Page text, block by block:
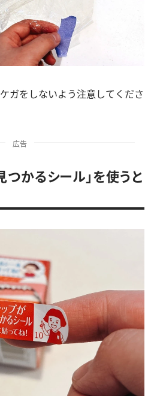
ガをしないよう注意してくださ
広告
つかるシール」を使うと